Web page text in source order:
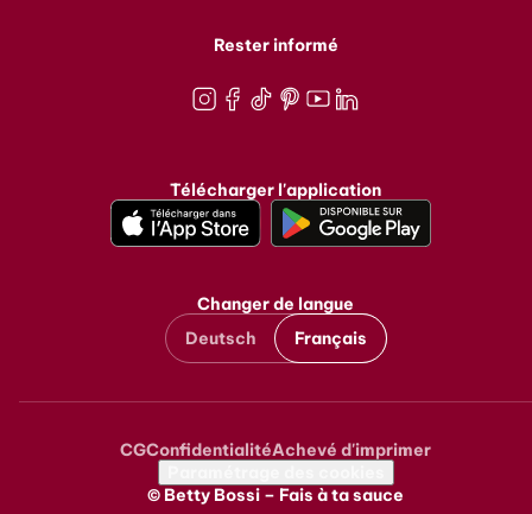
Rester informé
Télécharger l'application
Changer de langue
Deutsch
Français
Metanavigation
CGConfidentialitéAchevé d'imprimer
© Betty Bossi – Fais à ta sauce